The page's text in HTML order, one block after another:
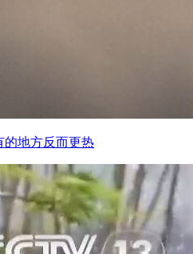
的地方反而更热